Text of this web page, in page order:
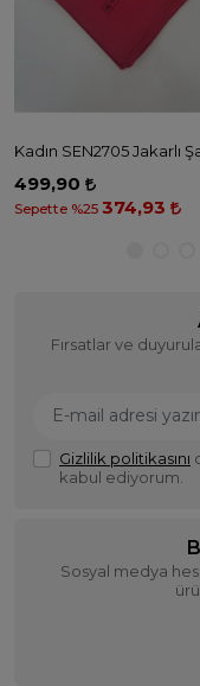
499,90
Sepette %25 374,93
Fırsatlar ve
Gizlilik politikasını
kabul ediyorum.
Sosyal medya